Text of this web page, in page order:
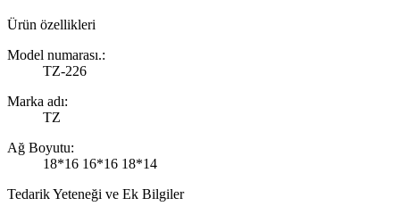
Ürün özellikleri
Model numarası.:
TZ-226
Marka adı:
TZ
Ağ Boyutu:
18*16 16*16 18*14
Tedarik Yeteneği ve Ek Bilgiler